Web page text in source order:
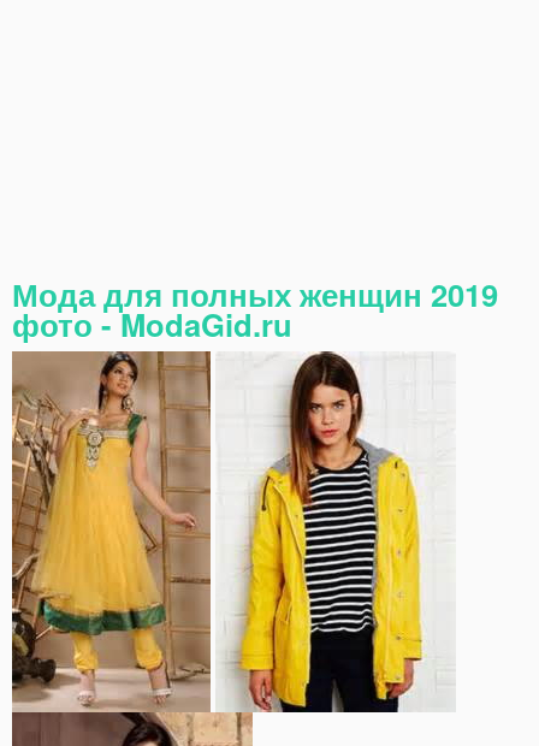
Мода для полных женщин 2019
фото - ModaGid.ru